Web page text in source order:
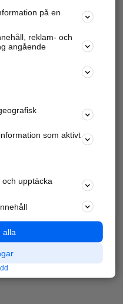
på en
reklam- och
angående
som aktivt
upptäcka
alla